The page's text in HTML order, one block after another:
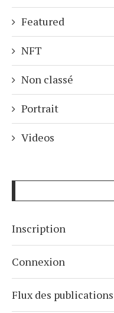
Featured
NFT
Non classé
Portrait
Videos
Inscription
Connexion
Flux des publications